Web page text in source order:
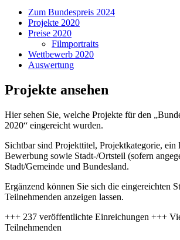
Zum Bundespreis 2024
Projekte 2020
Preise 2020
Filmportraits
Wettbewerb 2020
Auswertung
Projekte ansehen
Hier sehen Sie, welche Projekte für den
2020“ eingereicht wurden.
Sichtbar sind Projekttitel, Projektkategorie, ein
Bewerbung sowie Stadt-/Ortsteil (sofern
Stadt/Gemeinde und Bundesland.
Ergänzend können Sie sich die eingereichten
Teilnehmenden anzeigen lassen.
+++ 237 veröffentlichte Einreichungen +++
Teilnehmenden